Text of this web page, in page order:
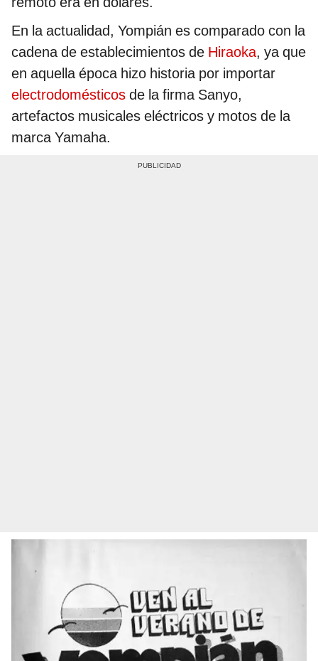
En la actualidad, Yompián es comparado con la
cadena de establecimientos de Hiraoka, ya que
en aquella época hizo historia por importar
electrodomésticos de la firma Sanyo,
artefactos musicales eléctricos y motos de la
marca Yamaha.